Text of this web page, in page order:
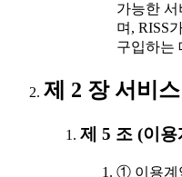
가능한
며, RISS
구입하는
제 2 장 서비
제 5 조 (이
① 이용계